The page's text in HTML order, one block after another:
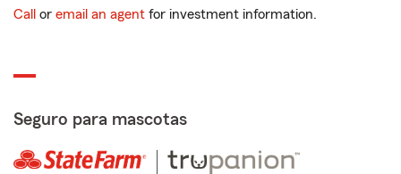
Call or email an agent for investment information.
Seguro para mascotas